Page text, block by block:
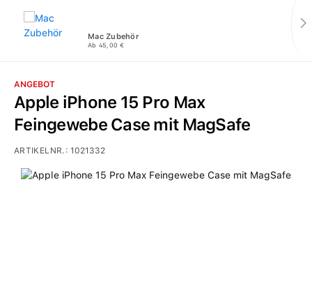
Mac Zubehör
Ab 45,00 €
Bildergalerie überspringen
ANGEBOT
Apple iPhone 15 Pro Max
Feingewebe Case mit MagSafe
ARTIKELNR.:1021332